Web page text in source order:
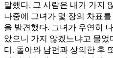
말했다. 그 사람은 내가 가지
나중에 그녀가 몇 장의 차표
을 발견했다. 그녀가 우연히
았으니 가지 않겠느냐고 물었
다. 돌아와 남편과 상의한 후